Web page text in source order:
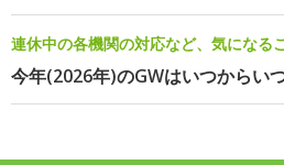
連休中の各機関の対応など、気になる
今年(2026年)のGWはいつからい